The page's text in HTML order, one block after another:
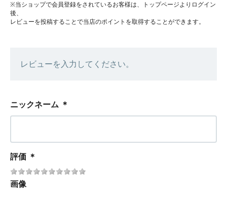
※当ショップで会員登録をされているお客様は、トップページよりログイン
後、
レビューを投稿することで当店のポイントを取得することができます。
レビューを入力してください。
ニックネーム ＊
評価 ＊
画像